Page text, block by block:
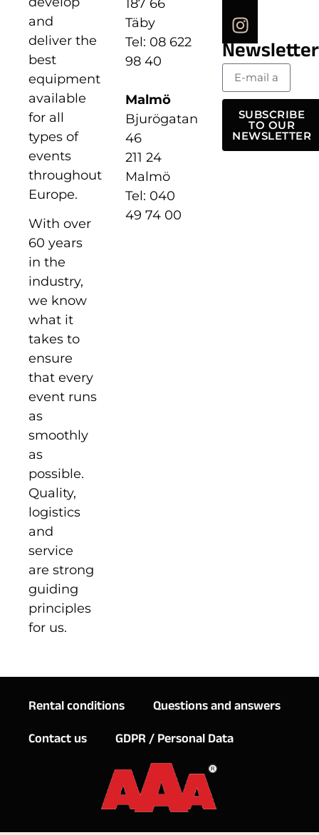
and
deliver the
best
equipment
available
for all
types of
events
throughout
Europe.
With over
60 years
in the
industry,
we know
what it
takes to
ensure
that every
event runs
as
smoothly
as
possible.
Quality,
logistics
and
service
are strong
guiding
principles
for us.
187 66
Täby
Tel: 08 622
98 40
Malmö
Bjurögatan
46
211 24
Malmö
Tel: 040
49 74 00
SUBSCRIBE
TO OUR
NEWSLETTER
Rental conditions
Questions and answers
Contact us
GDPR / Personal Data